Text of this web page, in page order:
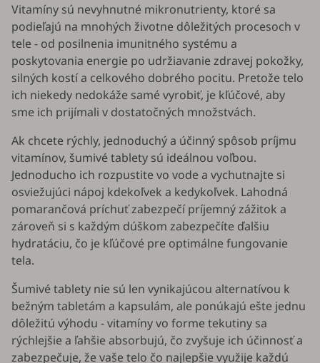
Vitamíny sú nevyhnutné mikronutrienty, ktoré sa
podieľajú na mnohých životne dôležitých procesoch v
tele - od posilnenia imunitného systému a
poskytovania energie po udržiavanie zdravej pokožky,
silných kostí a celkového dobrého pocitu. Pretože telo
ich niekedy nedokáže samé vyrobiť, je kľúčové, aby
sme ich prijímali v dostatočných množstvách.
Ak chcete rýchly, jednoduchý a účinný spôsob príjmu
vitamínov, šumivé tablety sú ideálnou voľbou.
Jednoducho ich rozpustite vo vode a vychutnajte si
osviežujúci nápoj kdekoľvek a kedykoľvek. Lahodná
pomarančová príchuť zabezpečí príjemný zážitok a
zároveň si s každým dúškom zabezpečíte ďalšiu
hydratáciu, čo je kľúčové pre optimálne fungovanie
tela.
Šumivé tablety nie sú len vynikajúcou alternatívou k
bežným tabletám a kapsulám, ale ponúkajú ešte jednu
dôležitú výhodu - vitamíny vo forme tekutiny sa
rýchlejšie a ľahšie absorbujú, čo zvyšuje ich účinnosť a
zabezpečuje, že vaše telo čo najlepšie využije každú